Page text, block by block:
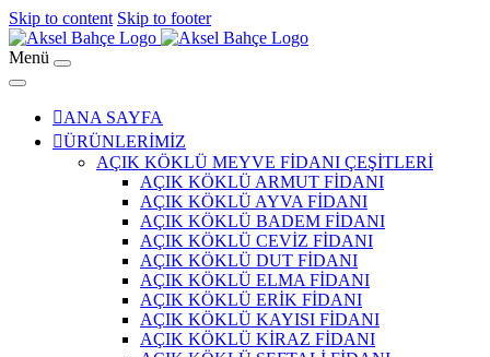
Skip to content Skip to footer
Menü
ANA SAYFA
ÜRÜNLERİMİZ
AÇIK KÖKLÜ MEYVE FİDANI ÇEŞİTLERİ
AÇIK KÖKLÜ ARMUT FİDANI
AÇIK KÖKLÜ AYVA FİDANI
AÇIK KÖKLÜ BADEM FİDANI
AÇIK KÖKLÜ CEVİZ FİDANI
AÇIK KÖKLÜ DUT FİDANI
AÇIK KÖKLÜ ELMA FİDANI
AÇIK KÖKLÜ ERİK FİDANI
AÇIK KÖKLÜ KAYISI FİDANI
AÇIK KÖKLÜ KİRAZ FİDANI